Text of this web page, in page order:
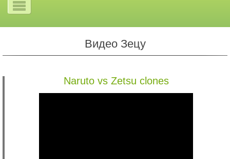
Видео Зецу
Naruto vs Zetsu clones